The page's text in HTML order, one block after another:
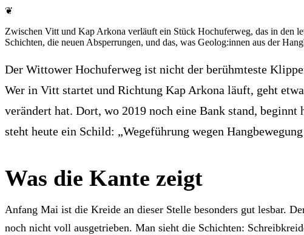
❦
Zwischen Vitt und Kap Arkona verläuft ein Stück Hochuferweg, das in den
Schichten, die neuen Absperrungen, und das, was Geolog:innen aus der
Der Wittower Hochuferweg ist nicht der berühmteste
Wer in Vitt startet und Richtung Kap Arkona läuft, geht
verändert hat. Dort, wo 2019 noch eine Bank stand,
steht heute ein Schild: „Wegeführung wegen
Was die Kante zeigt
Anfang Mai ist die Kreide an dieser Stelle besonders gut lesbar.
noch nicht voll ausgetrieben. Man sieht die Schichten: